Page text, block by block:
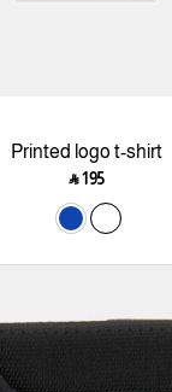
Printed logo t-shirt
‎ ⃁ ⁦195⁩ ‎